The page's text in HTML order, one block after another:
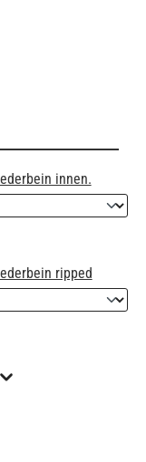
innen.
ripped